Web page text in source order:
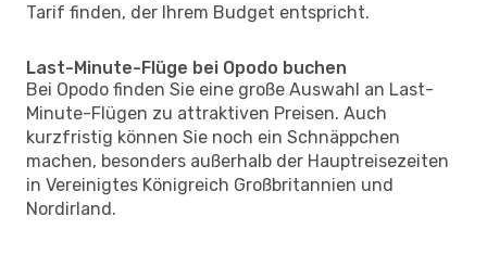
Tarif finden, der Ihrem Budget entspricht.
Last-Minute-Flüge bei Opodo buchen
Bei Opodo finden Sie eine große Auswahl an Last-
Minute-Flügen zu attraktiven Preisen. Auch
kurzfristig können Sie noch ein Schnäppchen
machen, besonders außerhalb der Hauptreisezeiten
in Vereinigtes Königreich Großbritannien und
Nordirland.